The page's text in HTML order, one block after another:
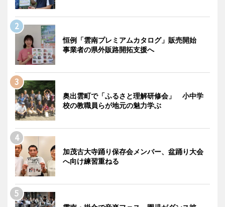
恒例「雲南プレミアムカタログ」販売開始
事業者の県外販路開拓支援へ
奥出雲町で「ふるさと理解研修会」 小中学
校の教職員らが地元の魅力学ぶ
加茂古大寺踊り保存会メンバー、盆踊り大会
へ向け練習重ねる